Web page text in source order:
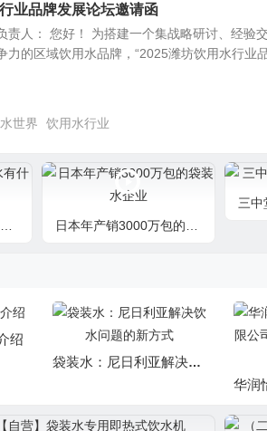
业品牌发展论坛邀请函
责人： 您好！ 为搭建一个集战略研讨、经验
力的区域饮用水品牌，“2025潍坊饮用水行业
世界 饮用水行业
绍
袋装水：尼日利亚解决饮水问题的新方式